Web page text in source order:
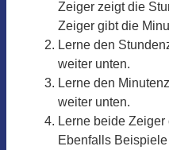
Zeiger zeigt die
Zeiger gibt die
Lerne den
weiter unten.
Lerne den
weiter unten.
Lerne beide
Ebenfalls